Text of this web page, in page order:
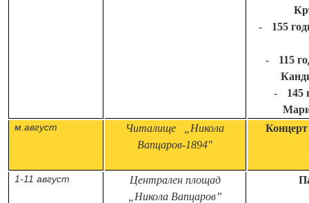
-
155
-
115
-
145
м.август Читалище „Никола
Вапцаров-1894"
1-11 август
Централен площад
„Никола Вапцаров”